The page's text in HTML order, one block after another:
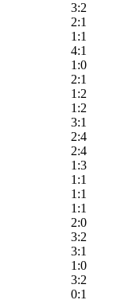
3:2
2:1
1:1
4:1
1:0
2:1
1:2
1:2
3:1
2:4
2:4
1:3
1:1
1:1
1:1
2:0
3:2
3:1
1:0
3:2
0:1